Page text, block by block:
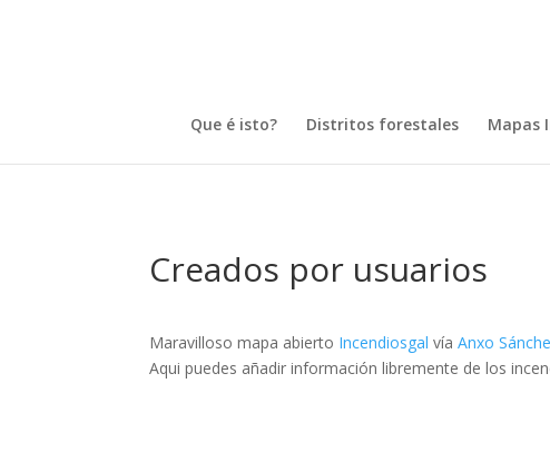
Que é isto? Distritos forestales Mapas
Creados por usuarios
Maravilloso mapa abierto Incendiosgal víaAnxo
Aqui puedes añadir información libremente de los